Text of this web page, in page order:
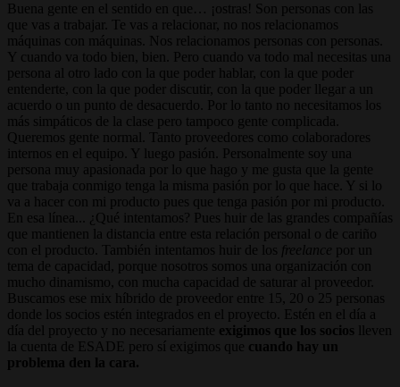
Buena gente en el sentido en que… ¡ostras! Son personas con las
que vas a trabajar. Te vas a relacionar, no nos relacionamos
máquinas con máquinas. Nos relacionamos personas con personas.
Y cuando va todo bien, bien. Pero cuando va todo mal necesitas una
persona al otro lado con la que poder hablar, con la que poder
entenderte, con la que poder discutir, con la que poder llegar a un
acuerdo o un punto de desacuerdo. Por lo tanto no necesitamos los
más simpáticos de la clase pero tampoco gente complicada.
Queremos gente normal. Tanto proveedores como colaboradores
internos en el equipo. Y luego pasión. Personalmente soy una
persona muy apasionada por lo que hago y me gusta que la gente
que trabaja conmigo tenga la misma pasión por lo que hace. Y si lo
va a hacer con mi producto pues que tenga pasión por mi producto.
En esa línea... ¿Qué intentamos? Pues huir de las grandes compañías
que mantienen la distancia entre esta relación personal o de cariño
con el producto. También intentamos huir de los freelance
por un
tema de capacidad, porque nosotros somos una organización con
mucho dinamismo, con mucha capacidad de saturar al proveedor.
Buscamos ese mix híbrido de proveedor entre 15, 20 o 25 personas
donde los socios estén integrados en el proyecto. Estén en el día a
día del proyecto y no necesariamente exigimos que los socios lleven
la cuenta de ESADE pero sí exigimos que cuando hay un
problema den la cara.